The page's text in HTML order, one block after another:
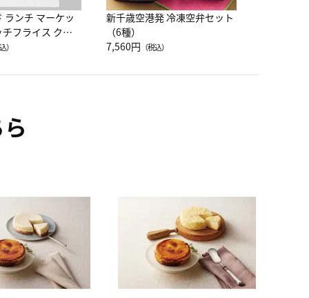
ランチ マーケッ
チフライス クル
半袖Ｔシャツ
）
新千歳空港発 冷凍空弁セット
（6種）
7,560円 （税込）